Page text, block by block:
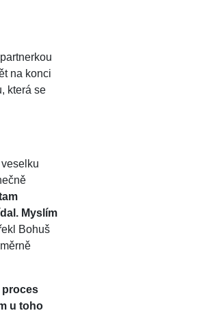
na konci
která se
Myslím
Bohuš
proces
u toho